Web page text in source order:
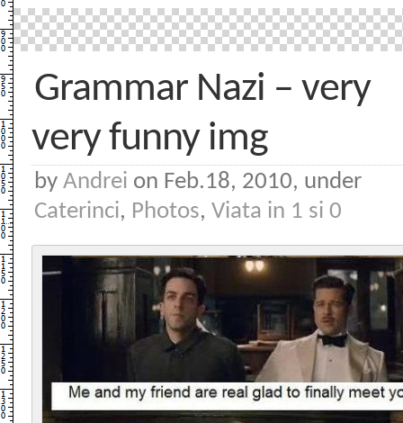
Grammar Nazi – very
very funny img
by Andrei on Feb.18, 2010, under
Caterinci, Photos, Viata in 1 si 0